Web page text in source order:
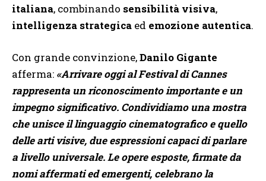
italiana, combinando sensibilità visiva,
intelligenza strategica ed emozione autentica.
Con grande convinzione,Danilo Gigante
afferma: «Arrivare oggi al Festival di Cannes
rappresenta un riconoscimento importante e un
impegno significativo. Condividiamo una mostra
che unisce il linguaggio cinematografico e quello
delle arti visive, due espressioni capaci di parlare
a livello universale. Le opere esposte, firmate da
nomi affermati ed emergenti, celebrano la